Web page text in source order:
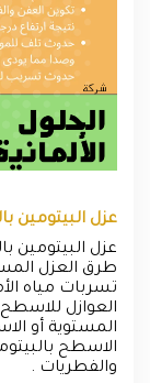
عزل البيتومين
عزل البيتومين
طرق العزل
تسربات مياه
العوازل
المستوية أو
الاسطح
والفطريات .